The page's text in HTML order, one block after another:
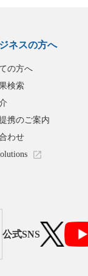
ネスの方へ
の方へ
検索
携のご案内
わせ
公式SNS